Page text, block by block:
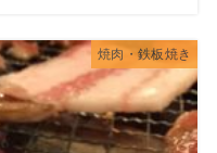
焼肉・鉄板焼き